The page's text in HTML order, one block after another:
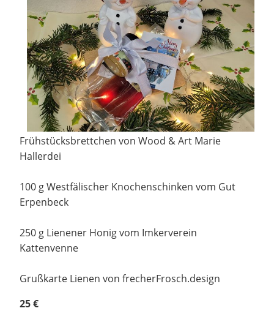
Frühstücksbrettchen von Wood & Art Marie
Hallerdei
100 g Westfälischer Knochenschinken vom Gut
Erpenbeck
250 g Lienener Honig vom Imkerverein
Kattenvenne
Grußkarte Lienen von frecherFrosch.design
25 €